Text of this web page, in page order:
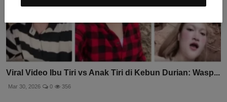
Viral Video Ibu Tiri vs Anak Tiri di Kebun Durian: Wasp...
Mar 30, 2026 0 356